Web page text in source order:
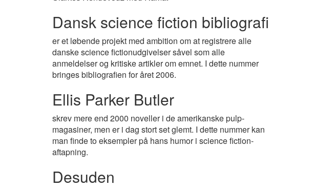
Dansk science fiction bibliografi
er et løbende projekt med ambition om at registrere alle
danske science fictionudgivelser såvel som alle
anmeldelser og kritiske artikler om emnet. I dette nummer
bringes bibliografien for året 2006.
Ellis Parker Butler
skrev mere end 2000 noveller i de amerikanske pulp-
magasiner, men er i dag stort set glemt. I dette nummer kan
man finde to eksempler på hans humor i science fiction-
aftapning.
Desuden